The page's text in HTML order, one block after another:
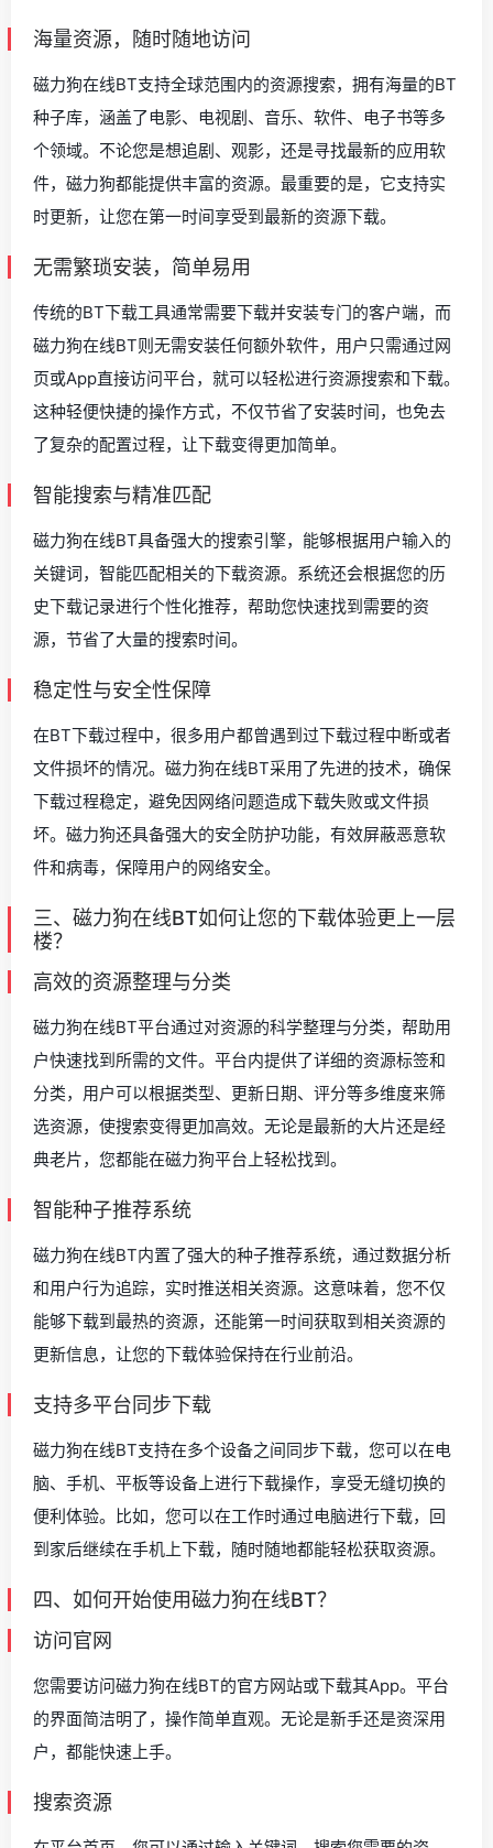
海量资源，随时随地访问
磁力狗在线BT支持全球范围内的资源搜索，拥有海量的BT
种子库，涵盖了电影、电视剧、音乐、软件、电子书等多
个领域。不论您是想追剧、观影，还是寻找最新的应用软
件，磁力狗都能提供丰富的资源。最重要的是，它支持实
时更新，让您在第一时间享受到最新的资源下载。
无需繁琐安装，简单易用
传统的BT下载工具通常需要下载并安装专门的客户端，而
磁力狗在线BT则无需安装任何额外软件，用户只需通过网
页或App直接访问平台，就可以轻松进行资源搜索和下载。
这种轻便快捷的操作方式，不仅节省了安装时间，也免去
了复杂的配置过程，让下载变得更加简单。
智能搜索与精准匹配
磁力狗在线BT具备强大的搜索引擎，能够根据用户输入的
关键词，智能匹配相关的下载资源。系统还会根据您的历
史下载记录进行个性化推荐，帮助您快速找到需要的资
源，节省了大量的搜索时间。
稳定性与安全性保障
在BT下载过程中，很多用户都曾遇到过下载过程中断或者
文件损坏的情况。磁力狗在线BT采用了先进的技术，确保
下载过程稳定，避免因网络问题造成下载失败或文件损
坏。磁力狗还具备强大的安全防护功能，有效屏蔽恶意软
件和病毒，保障用户的网络安全。
三、磁力狗在线BT如何让您的下载体验更上一层
楼？
高效的资源整理与分类
磁力狗在线BT平台通过对资源的科学整理与分类，帮助用
户快速找到所需的文件。平台内提供了详细的资源标签和
分类，用户可以根据类型、更新日期、评分等多维度来筛
选资源，使搜索变得更加高效。无论是最新的大片还是经
典老片，您都能在磁力狗平台上轻松找到。
智能种子推荐系统
磁力狗在线BT内置了强大的种子推荐系统，通过数据分析
和用户行为追踪，实时推送相关资源。这意味着，您不仅
能够下载到最热的资源，还能第一时间获取到相关资源的
更新信息，让您的下载体验保持在行业前沿。
支持多平台同步下载
磁力狗在线BT支持在多个设备之间同步下载，您可以在电
脑、手机、平板等设备上进行下载操作，享受无缝切换的
便利体验。比如，您可以在工作时通过电脑进行下载，回
到家后继续在手机上下载，随时随地都能轻松获取资源。
四、如何开始使用磁力狗在线BT？
访问官网
您需要访问磁力狗在线BT的官方网站或下载其App。平台
的界面简洁明了，操作简单直观。无论是新手还是资深用
户，都能快速上手。
搜索资源